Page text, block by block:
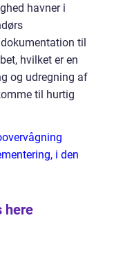
havner i
til
hvilket er en
og udregning af
til hurtig
i den
here